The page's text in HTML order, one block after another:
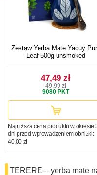
Zestaw Yerba Mate Yacuy
Leaf 500g unsmoked
47,49 zł
49,99 zł
9080 PKT
Najniższa cena produktu w okresie
dni przed wprowadzeniem obniżki:
40,00 zł
TERERE – yerba mate